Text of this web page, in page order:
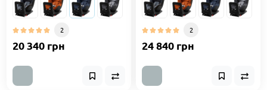
2
20 340 грн
2
24 840 грн